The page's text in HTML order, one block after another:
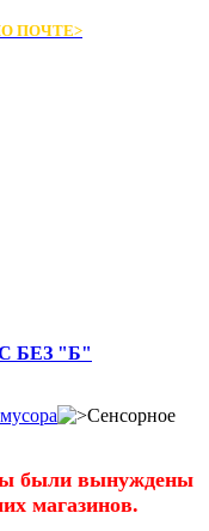
ПОЧТЕ>
БЕЗ "Б"
Сенсорное
были вынуждены
магазинов.